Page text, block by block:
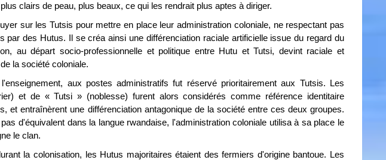
clairs de peau, plus beaux, ce qui les rendrait plus aptes à diriger.
sur les Tutsis pour mettre en place leur administration coloniale, ne respectant pas
par des Hutus. Il se créa ainsi une différenciation raciale artificielle issue du regard du
au départ socio-professionnelle et politique entre Hutu et Tutsi, devint raciale et
la société coloniale.
aux postes administratifs fut réservé prioritairement aux Tutsis. Les
et de « Tutsi » (noblesse) furent alors considérés comme référence identitaire
et entraînèrent une différenciation antagonique de la société entre ces deux groupes.
d'équivalent dans la langue rwandaise, l'administration coloniale utilisa à sa place le
le clan.
la colonisation, les Hutus majoritaires étaient des fermiers d'origine bantoue. Les